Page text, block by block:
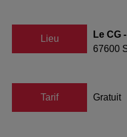
Lieu
Le CG
67600
Tarif Gratuit